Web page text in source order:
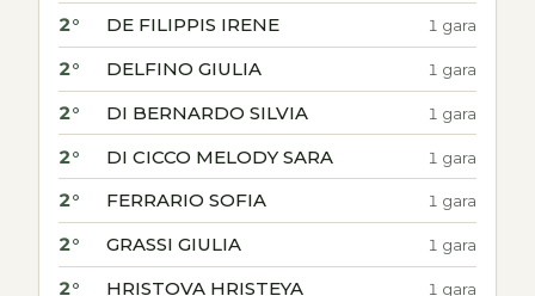
2° DE FILIPPIS IRENE 1 gara
2° DELFINO GIULIA 1 gara
2° DI BERNARDO SILVIA 1 gara
2° DI CICCO MELODY SARA 1 gara
2° FERRARIO SOFIA 1 gara
2° GRASSI GIULIA 1 gara
2° HRISTOVA HRISTEYA 1 gara